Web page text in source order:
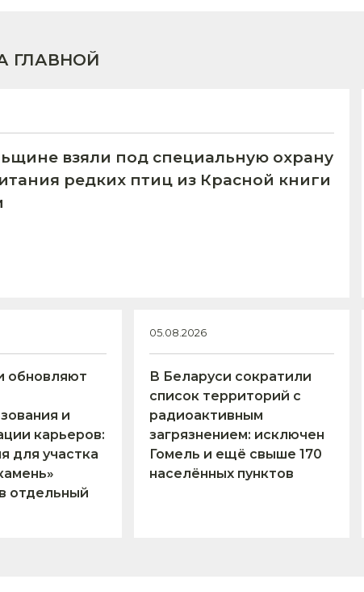
ГЛАВНОЙ
взяли под специальную охрану
редких птиц из Красной книги
обновляют
и
карьеров:
для участка
отдельный
05.08.2026
В Беларуси сократили
список территорий с
радиоактивным
загрязнением: исключен
Гомель и ещё свыше 170
населённых пунктов